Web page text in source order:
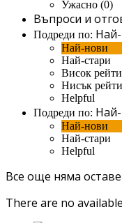
Ужасно (0)
Въпроси и
Подреди по:
Най-нови
Най-стари
Висок
Нисък
Helpful
Подреди по:
Най-нови
Най-стари
Helpful
Все още няма
There are no